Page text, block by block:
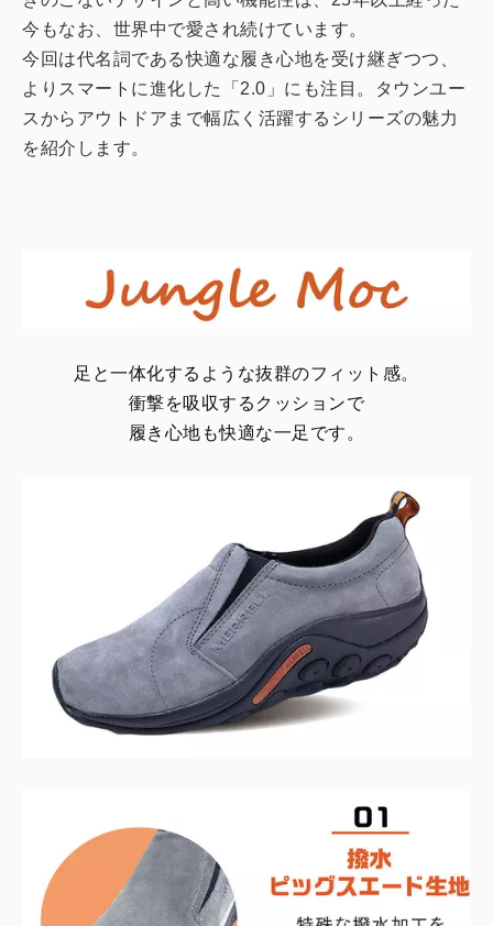
今もなお、世界中で愛され続けています。
今回は代名詞である快適な履き心地を受け継ぎつつ、
よりスマートに進化した「2.0」にも注目。タウンユー
スからアウトドアまで幅広く活躍するシリーズの魅力
を紹介します。
足と一体化するような抜群のフィット感。
衝撃を吸収するクッションで
履き心地も快適な一足です。